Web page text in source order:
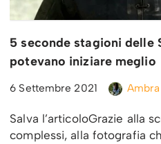
5 seconde stagioni delle
potevano iniziare meglio
6 Settembre 2021
Salva l’articoloGrazie alla
complessi, alla fotografia